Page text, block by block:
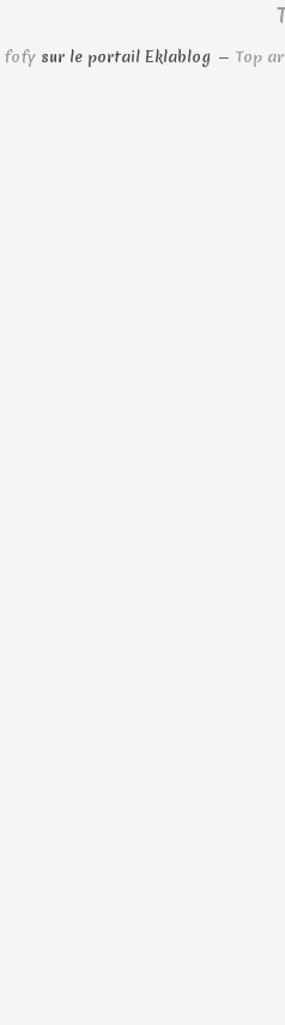
fofysur le portail Eklablog Top